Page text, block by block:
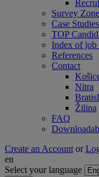
Survey Zone
Case Studies
TOP
Index of job
References
Contact
Nitra
Žilina
FAQ
Create an Account or
en
Select your language